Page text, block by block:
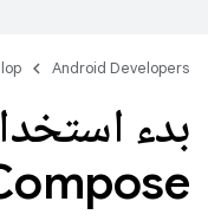
Android Developers